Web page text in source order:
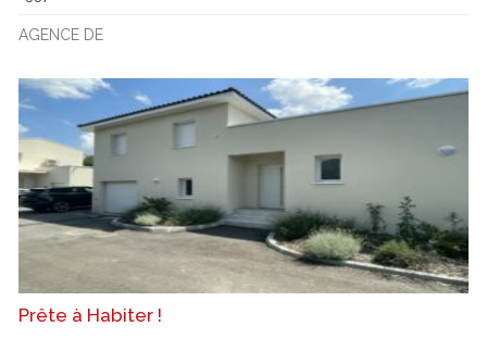
AGENCE DE
Prête à Habiter !